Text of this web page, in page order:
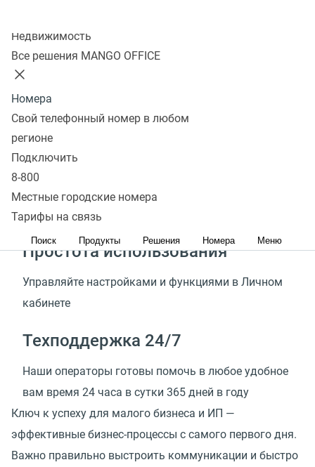
Недвижимость
Все решения MANGO OFFICE
Номера
Свой телефонный номер в любом
регионе
Подключить
8-800
Местные городские номера
Тарифы на связь
Поиск Продукты Решения Номера Меню
Быстрый старт
Подключить Виртуальную АТС, получить номер
для бизнеса и начать пользоваться услугами
можно за 15 минут
Стабильная связь
MANGO OFFICE является телеком-оператором
и предоставляет самое высокое качество связи
для бизнес-телефонии
Простота использования
Управляйте настройками и функциями в Личном
кабинете
Техподдержка 24/7
Наши операторы готовы помочь в любое удобное
вам время 24 часа в сутки 365 дней в году
Ключ к успеху для малого бизнеса и ИП —
эффективные бизнес-процессы с самого первого дня.
Важно правильно выстроить коммуникации и быстро